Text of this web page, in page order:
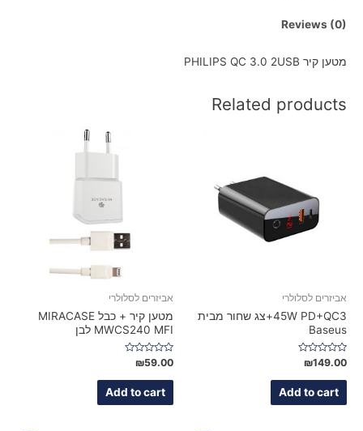
Reviews (0)
מטען קיר PHILIPS QC 3.0 2USB
Related products
אביזרים לסלולרי
45W PD+QC3+צג שחור מבית
Baseus
Rated
0
out
₪149.00
Add to cart
אביזרים לסלולרי
מטען קיר + כבל MIRACASE
MWCS240 MFI לבן
Rated
0
out
₪59.00
Add to cart